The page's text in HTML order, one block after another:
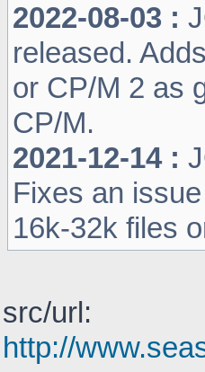
2022-08-03 :
released.
or CP/M 2 as
CP/M.
2021-12-14 :
Fixes an
16k-32k files
src/url:
http://